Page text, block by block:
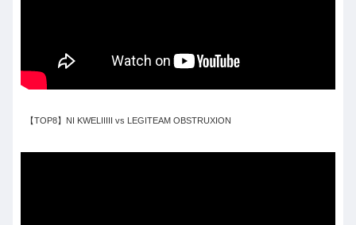
【TOP8】NI KWELIIIII vs LEGITEAM OBSTRUXION